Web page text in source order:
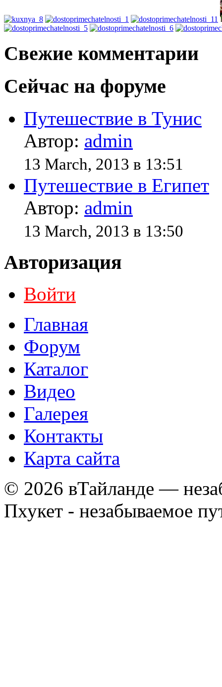
Свежие комментарии
Сейчас на форуме
Путешествие в Тунис
Автор: admin
13 March, 2013 в 13:51
Путешествие в Египет
Автор: admin
13 March, 2013 в 13:50
Авторизация
Войти
Главная
Форум
Каталог
Видео
Галерея
Контакты
Карта сайта
© 2026 вТайланде —
Пхукет - незабываемое